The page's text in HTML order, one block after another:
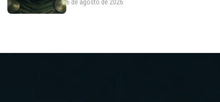
6 de agosto de 2026